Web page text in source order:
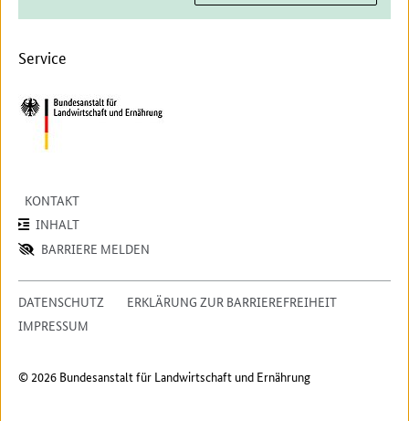
Service
KONTAKT
INHALT
BARRIERE MELDEN
DATENSCHUTZ
ERKLÄRUNG ZUR BARRIEREFREIHEIT
IMPRESSUM
© 2026 Bundesanstalt für Landwirtschaft und Ernährung